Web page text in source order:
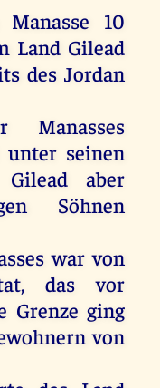
Manasse 10
Land Gilead
des Jordan
Manasses
unter seinen
Gilead
aber
Söhnen
war von
das
vor
Grenze ging
von